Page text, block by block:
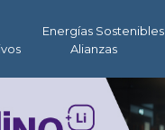
Energías Sostenibles
Alianzas